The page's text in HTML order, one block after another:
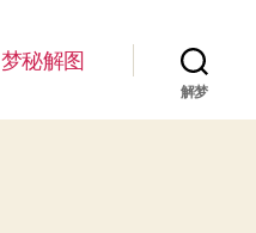
梦秘解图
解梦